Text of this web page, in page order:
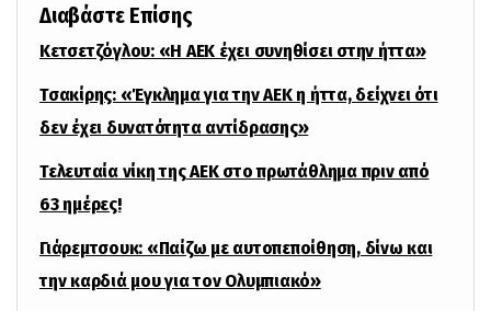
Διαβάστε Επίσης
Κετσετζόγλου: «Η ΑΕΚ έχει συνηθίσει στην ήττα»
Τσακίρης: «Έγκλημα για την ΑΕΚ η ήττα, δείχνει ότι
δεν έχει δυνατότητα αντίδρασης»
Τελευταία νίκη της ΑΕΚ στο πρωτάθλημα πριν από
63 ημέρες!
Γιάρεμτσουκ: «Παίζω με αυτοπεποίθηση, δίνω και
την καρδιά μου για τον Ολυμπιακό»